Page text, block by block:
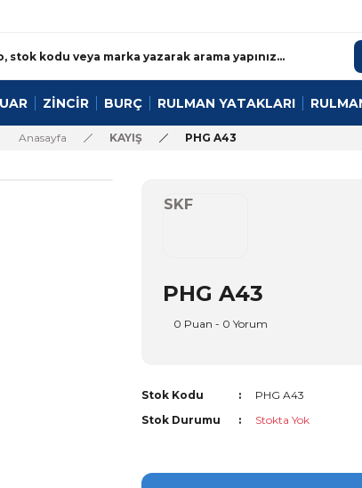
ZİNCİR BURÇ RULMAN YATAKLARI
Anasayfa KAYIŞ PHG A43
SKF
PHG A43
0 Puan - 0 Yorum
Stok Kodu
PHG A43
Stok Durumu
Stokta Yok